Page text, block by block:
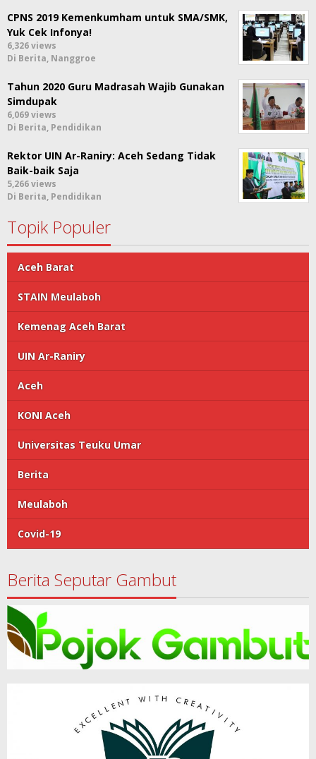
CPNS 2019 Kemenkumham untuk SMA/SMK,
Yuk Cek Infonya!
6,326 views
Di Berita, Nanggroe
Tahun 2020 Guru Madrasah Wajib Gunakan
Simdupak
6,069 views
Di Berita, Pendidikan
Rektor UIN Ar-Raniry: Aceh Sedang Tidak
Baik-baik Saja
5,266 views
Di Berita, Pendidikan
Topik Populer
Aceh Barat
STAIN Meulaboh
Kemenag Aceh Barat
UIN Ar-Raniry
Aceh
KONI Aceh
Universitas Teuku Umar
Berita
Meulaboh
Covid-19
Berita Seputar Gambut